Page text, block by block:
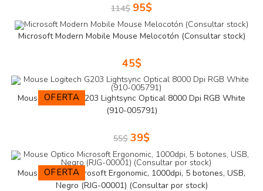
114$ 95$
Microsoft Modern Mobile Mouse Melocotón (Consultar stock)
45$
OFERTA
Mouse Logitech G203 Lightsync Optical 8000 Dpi RGB White
(910-005791)
55$ 39$
OFERTA
Mouse Optico Microsoft Ergonomic, 1000dpi, 5 botones, USB,
Negro (RJG-00001) (Consultar por stock)